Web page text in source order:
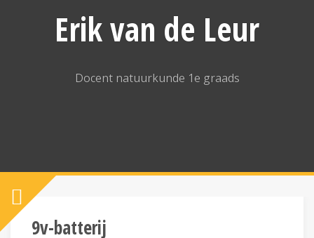
Erik van de Leur
Docent natuurkunde 1e graads
9v-batterij